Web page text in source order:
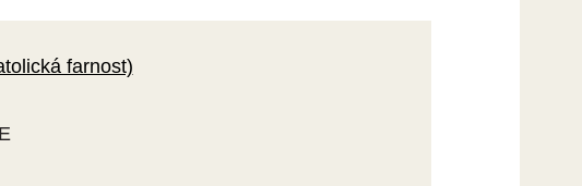
farnost)